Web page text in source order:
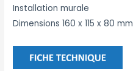
Installation murale
Dimensions 160 x 115 x 80 mm